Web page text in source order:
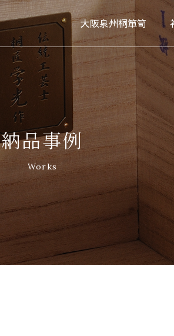
大阪泉州桐箪笥
納品事例
Works